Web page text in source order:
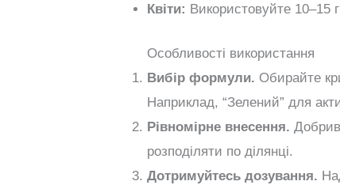
Квіти: Використовуйте 10–15
Особливості використання
Вибір формули. Обирайте
Наприклад, “Зелений” для
Рівномірне внесення.
розподіляти по ділянці.
Дотримуйтесь дозування.